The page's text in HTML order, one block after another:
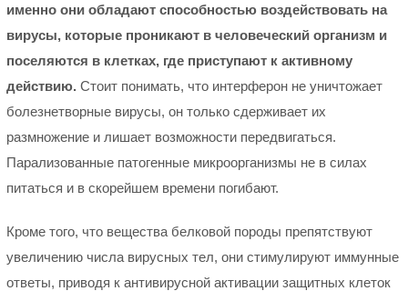
именно они обладают способностью воздействовать на
вирусы, которые проникают в человеческий организм и
поселяются в клетках, где приступают к активному
действию. Стоит понимать, что интерферон не уничтожает
болезнетворные вирусы, он только сдерживает их
размножение и лишает возможности передвигаться.
Парализованные патогенные микроорганизмы не в силах
питаться и в скорейшем времени погибают.
Кроме того, что вещества белковой породы препятствуют
увеличению числа вирусных тел, они стимулируют иммунные
ответы, приводя к антивирусной активации защитных клеток